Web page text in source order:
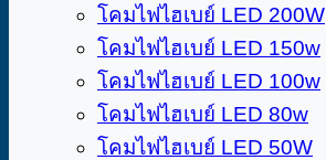
โคมไฟไฮเบย์ LED 200W
โคมไฟไฮเบย์ LED 150w
โคมไฟไฮเบย์ LED 100w
โคมไฟไฮเบย์ LED 80w
โคมไฟไฮเบย์ LED 50W